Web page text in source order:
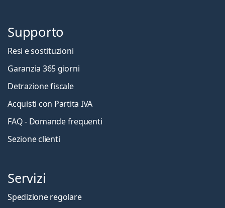
Supporto
Resi e sostituzioni
Garanzia 365 giorni
Detrazione fiscale
Acquisti con Partita IVA
FAQ - Domande frequenti
Sezione clienti
Servizi
Spedizione regolare